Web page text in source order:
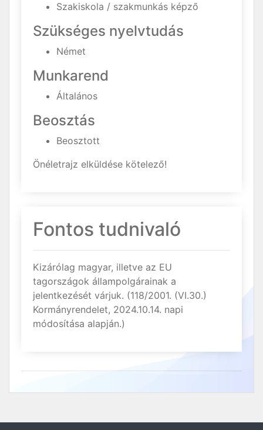
Szakiskola / szakmunkás képző
Szükséges nyelvtudás
Német
Munkarend
Általános
Beosztás
Beosztott
Önéletrajz elküldése kötelező!
Fontos tudnivaló
Kizárólag magyar, illetve az EU
tagországok állampolgárainak a
jelentkezését várjuk. (118/2001. (VI.30.)
Kormányrendelet, 2024.10.14. napi
módosítása alapján.)